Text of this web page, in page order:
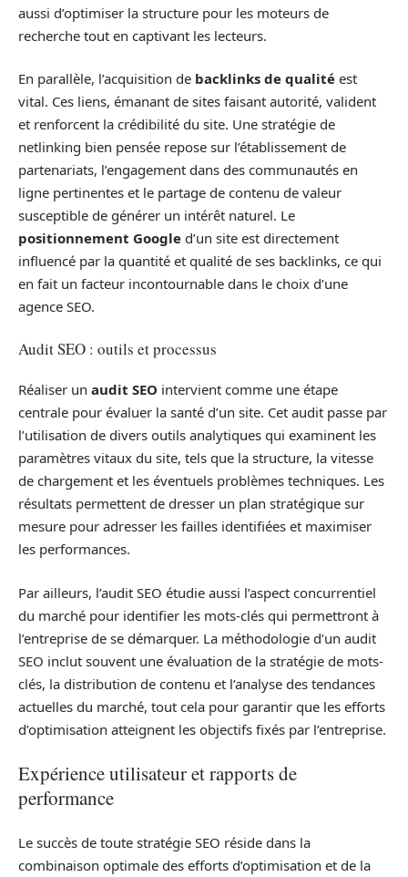
aussi d’optimiser la structure pour les moteurs de
recherche tout en captivant les lecteurs.
En parallèle, l’acquisition de backlinks de qualité est
vital. Ces liens, émanant de sites faisant autorité, valident
et renforcent la crédibilité du site. Une stratégie de
netlinking bien pensée repose sur l’établissement de
partenariats, l’engagement dans des communautés en
ligne pertinentes et le partage de contenu de valeur
susceptible de générer un intérêt naturel. Le
positionnement Google d’un site est directement
influencé par la quantité et qualité de ses backlinks, ce qui
en fait un facteur incontournable dans le choix d’une
agence SEO.
Audit SEO : outils et processus
Réaliser un audit SEO intervient comme une étape
centrale pour évaluer la santé d’un site. Cet audit passe par
l’utilisation de divers outils analytiques qui examinent les
paramètres vitaux du site, tels que la structure, la vitesse
de chargement et les éventuels problèmes techniques. Les
résultats permettent de dresser un plan stratégique sur
mesure pour adresser les failles identifiées et maximiser
les performances.
Par ailleurs, l’audit SEO étudie aussi l’aspect concurrentiel
du marché pour identifier les mots-clés qui permettront à
l’entreprise de se démarquer. La méthodologie d’un audit
SEO inclut souvent une évaluation de la stratégie de mots-
clés, la distribution de contenu et l’analyse des tendances
actuelles du marché, tout cela pour garantir que les efforts
d’optimisation atteignent les objectifs fixés par l’entreprise.
Expérience utilisateur et rapports de
performance
Le succès de toute stratégie SEO réside dans la
combinaison optimale des efforts d’optimisation et de la